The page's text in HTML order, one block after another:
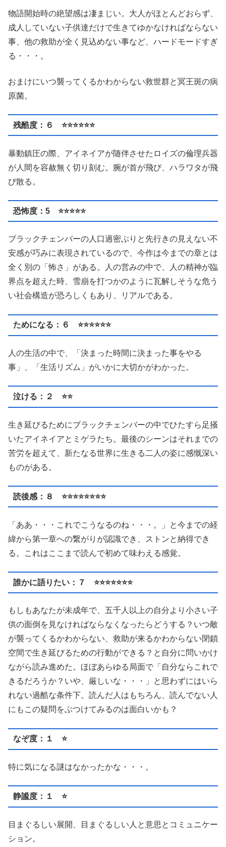
物語開始時の絶望感は凄まじい。大人がほとんどおらず、
成人していない子供達だけで生きてゆかなければならない
事、他の救助が全く見込めない事など、ハードモードすぎ
る・・・。
おまけにいつ襲ってくるかわからない救世群と冥王斑の病
原菌。
残酷度：６ ⭐️⭐️⭐️⭐️⭐️⭐️
暴動鎮圧の際、アイネイアが随伴させたロイズの倫理兵器
が人間を容赦無く切り刻む。腕が首が飛び、ハラワタが飛
び散る。
恐怖度：5 ⭐️⭐️⭐️⭐️⭐️
ブラックチェンバーの人口過密ぶりと先行きの見えない不
安感が巧みに表現されているので、今作は今までの章とは
全く別の「怖さ」がある。人の営みの中で、人の精神が臨
界点を超えた時、雪崩を打つかのように瓦解しそうな危う
い社会構造が恐ろしくもあり、リアルである。
ためになる：６ ⭐️⭐️⭐️⭐️⭐️⭐️
人の生活の中で、「決まった時間に決まった事をやる
事」、「生活リズム」がいかに大切かがわかった。
泣ける：２ ⭐️⭐️
生き延びるためにブラックチェンバーの中でひたすら足掻
いたアイネイアとミゲラたち。最後のシーンはそれまでの
苦労を超えて、新たなる世界に生きる二人の姿に感慨深い
ものがある。
読後感：８ ⭐️⭐️⭐️⭐️⭐️⭐️⭐️⭐️
「ああ・・・これでこうなるのね・・・。」と今までの経
緯から第一章への繋がりが認識でき、ストンと納得でき
る。これはここまで読んで初めて味わえる感覚。
誰かに語りたい：７ ⭐️⭐️⭐️⭐️⭐️⭐️⭐️
もしもあなたが未成年で、五千人以上の自分より小さい子
供の面倒を見なければならなくなったらどうする？いつ敵
が襲ってくるかわからない、救助が来るかわからない閉鎖
空間で生き延びるための行動ができる？と自分に問いかけ
ながら読み進めた。ほぼあらゆる局面で「自分ならこれで
きるだろうか？いや、厳しいな・・・」と思わずにはいら
れない過酷な条件下。読んだ人はもちろん、読んでない人
にもこの疑問をぶつけてみるのは面白いかも？
なぞ度：１ ⭐️
特に気になる謎はなかったかな・・・。
静謐度：１ ⭐️
目まぐるしい展開、目まぐるしい人と意思とコミュニケー
ション。